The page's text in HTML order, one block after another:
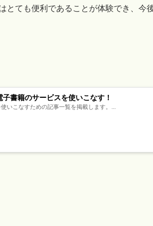
とても便利であることが体験でき、今
書籍のサービスを使いこなす！
いこなすための記事一覧を掲載します。...